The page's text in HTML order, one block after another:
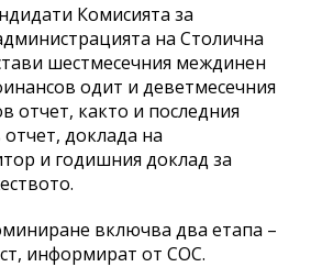
Комисията за
на Столична
шестмесечния междинен
одит и деветмесечния
отчет, както и последния
доклада на
и годишния доклад за
включва два етапа –
информират от СОС.